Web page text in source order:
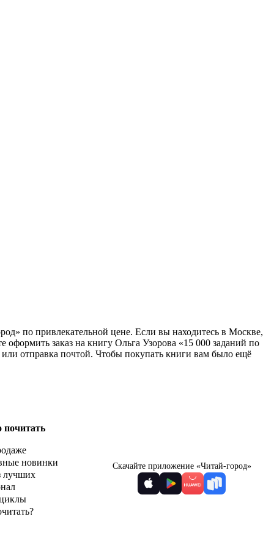
по привлекательной цене. Если вы находитесь в Москве,
заказ на книгу Ольга Узорова «15 000 заданий по
отправка почтой. Чтобы покупать книги вам было ещё
почитать
новинки
лучших
Скачайте приложение «Читай-город»